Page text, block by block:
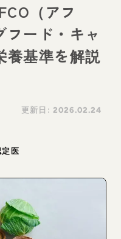
（アフ
フード・キャ
養基準を解説
更新日: 2026.02.24
医